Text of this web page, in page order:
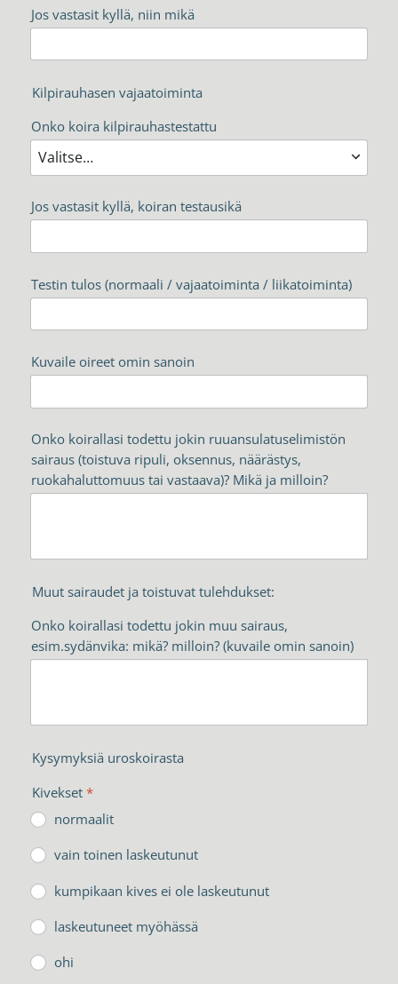
Jos vastasit kyllä, niin mikä
Kilpirauhasen vajaatoiminta
Onko koira kilpirauhastestattu
Jos vastasit kyllä, koiran testausikä
Testin tulos (normaali / vajaatoiminta / liikatoiminta)
Kuvaile oireet omin sanoin
Onko koirallasi todettu jokin ruuansulatuselimistön
sairaus (toistuva ripuli, oksennus, näärästys,
ruokahaluttomuus tai vastaava)? Mikä ja milloin?
Muut sairaudet ja toistuvat tulehdukset:
Onko koirallasi todettu jokin muu sairaus,
esim.sydänvika: mikä? milloin? (kuvaile omin sanoin)
Kysymyksiä uroskoirasta
Kivekset*
normaalit
vain toinen laskeutunut
kumpikaan kives ei ole laskeutunut
laskeutuneet myöhässä
ohi